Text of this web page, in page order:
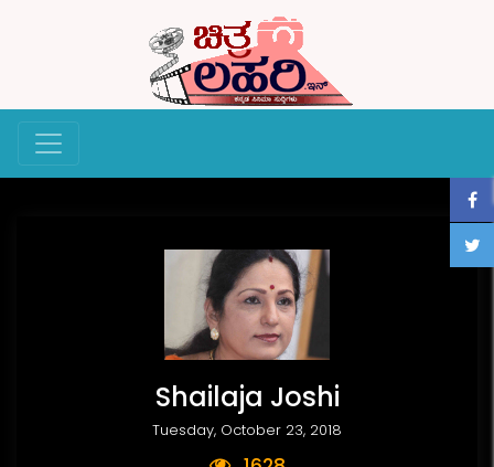
Shailaja Joshi
Tuesday, October 23, 2018